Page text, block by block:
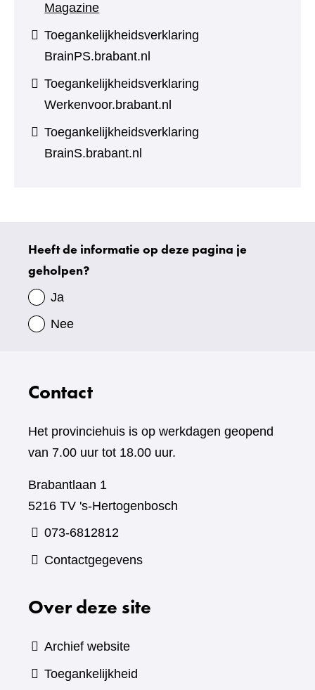
Magazine
Toegankelijkheidsverklaring
BrainPS.brabant.nl
Toegankelijkheidsverklaring
Werkenvoor.brabant.nl
Toegankelijkheidsverklaring
BrainS.brabant.nl
Uw
gegevens
Heeft de informatie op deze pagina je
geholpen?
Ja
Nee
Contact
Het provinciehuis is op werkdagen geopend
van 7.00 uur tot 18.00 uur.
Brabantlaan 1
5216 TV 's-Hertogenbosch
073-6812812
Contactgegevens
Over deze site
Archief website
Toegankelijkheid